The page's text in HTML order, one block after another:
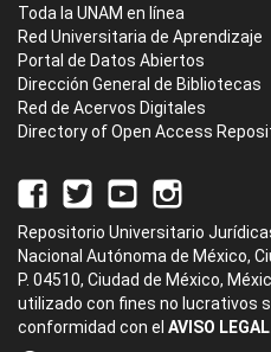
Toda la UNAM en línea
Red Universitaria de Aprendizaje
Portal de Datos Abiertos
Dirección General de Bibliotecas
Red de Acervos Digitales
Directory of Open Access
Repositorio Universitario
Nacional Autónoma de México,
P. 04510, Ciudad de México,
utilizado con fines no lucrativos
conformidad con el AVISO